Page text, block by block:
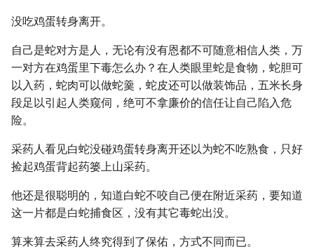
没吃鸡蛋转身离开。
自己是蛇对方是人，无论有没有恩都不可随意相信人类，万
一对方在鸡蛋里下毒怎么办？在人类眼里蛇是食物，蛇胆可
以入药，蛇肉可以做蛇羹，蛇皮还可以做装饰品，五米长身
段足以引起人类窥伺，绝可不拿廉价的信任让自己陷入危
险。
采药人看见白蛇没碰鸡蛋转身离开还以为蛇不吃熟食，只好
捡起鸡蛋背起药篓上山采药。
他还是很聪明的，知道白蛇不咬自己便在附近采药，要知道
这一片都是白蛇捕食区，没有其它毒蛇出没。
算来算去采药人终究得到了保佑，方式不同而已。